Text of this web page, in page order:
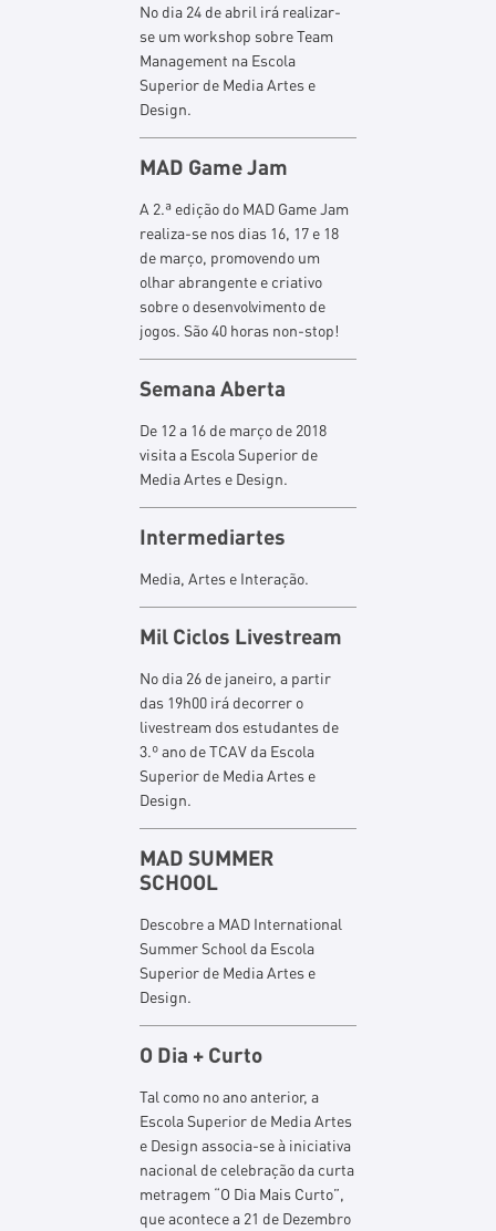
No dia 24 de abril irá realizar-
se um workshop sobre Team
Management na Escola
Superior de Media Artes e
Design.
MAD Game Jam
A 2.ª edição do MAD Game Jam
realiza-se nos dias 16, 17 e 18
de março, promovendo um
olhar abrangente e criativo
sobre o desenvolvimento de
jogos. São 40 horas non-stop!
Semana Aberta
De 12 a 16 de março de 2018
visita a Escola Superior de
Media Artes e Design.
Intermediartes
Media, Artes e Interação.
Mil Ciclos Livestream
No dia 26 de janeiro, a partir
das 19h00 irá decorrer o
livestream dos estudantes de
3.º ano de TCAV da Escola
Superior de Media Artes e
Design.
MAD SUMMER
SCHOOL
Descobre a MAD International
Summer School da Escola
Superior de Media Artes e
Design.
O Dia + Curto
Tal como no ano anterior, a
Escola Superior de Media Artes
e Design associa-se à iniciativa
nacional de celebração da curta
metragem “O Dia Mais Curto”,
que acontece a 21 de Dezembro